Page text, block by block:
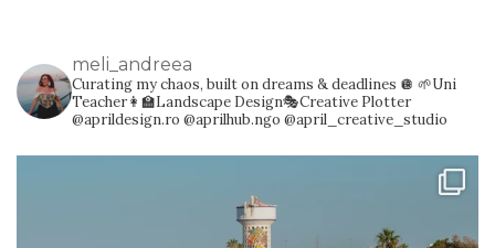
meli_andreea
Curating my chaos, built on dreams & deadlines 🪩 🌱Uni
Teacher👩‍🏫Landscape Design🎭Creative Plotter
@aprildesign.ro @aprilhub.ngo @april_creative_studio